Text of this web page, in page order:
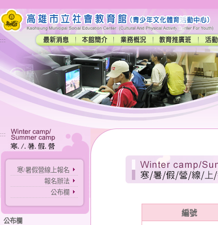
:::
:::
寒/暑假營線上報名
報名辦法
公布欄
公布欄
編號